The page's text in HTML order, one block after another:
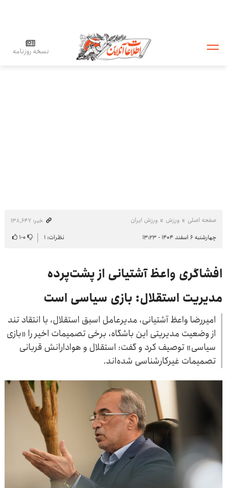
نسخه روزنامه
صفحه اصلی ورزش ورزش ایران
خبر: ۱۳۸٬۶۴۷
چهارشنبه ۶ اسفند ۱۴۰۴ - ۱۳:۲۳
نظرات: ۱ ۰-۱
افشاگری واعظ آشتیانی از پشت‌پرده
مدیریت استقلال: بازی سیاسی است
امیررضا واعظ آشتیانی، مدیرعامل اسبق استقلال، با انتقاد تند
از وضعیت مدیریتی این باشگاه، برخی تصمیمات اخیر را «بازی
سیاسی» توصیف کرد و گفت: استقلال و هوادارانش قربانی
تصمیمات غیرکارشناسی شده‌اند.